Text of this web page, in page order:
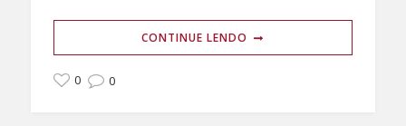
CONTINUE LENDO
0 0